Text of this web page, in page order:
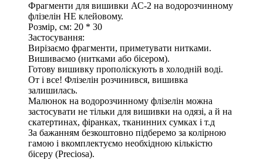
Фрагменти для вишивки АС-2 на водорозчинному
флізелін НЕ клейовому.
Розмір, см: 20 * 30
Застосування:
Вирізаємо фрагменти, приметувати нитками.
Вишиваємо (нитками або бісером).
Готову вишивку прополіскують в холодній воді.
От і все! Флізелін розчинився, вишивка
залишилась.
Малюнок на водорозчинному флізелін можна
застосувати не тільки для вишивки на одязі, а й на
скатертинах, фіранках, тканинних сумках і т.д
За бажанням безкоштовно підберемо за колірною
гамою і вкомплектуємо необхідною кількістю
бісеру (Preciosa).